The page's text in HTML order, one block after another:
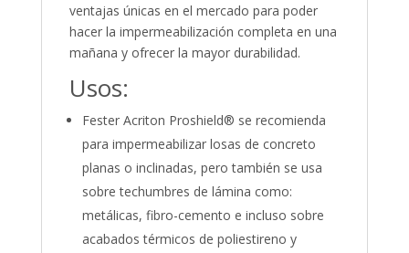
ventajas únicas en el mercado para poder
hacer la impermeabilización completa en una
mañana y ofrecer la mayor durabilidad.
Usos:
Fester Acriton Proshield® se recomienda
para impermeabilizar losas de concreto
planas o inclinadas, pero también se usa
sobre techumbres de lámina como:
metálicas, fibro-cemento e incluso sobre
acabados térmicos de poliestireno y